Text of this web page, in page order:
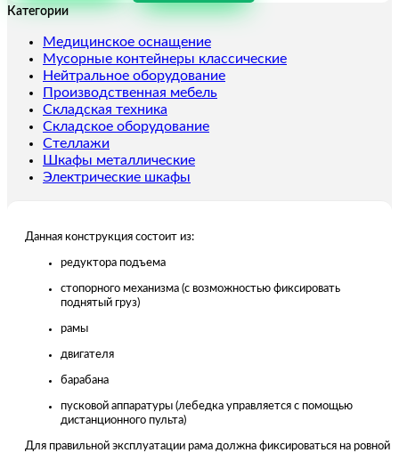
TOR
г/
п
2,0
тн
Н=150
м
(с
канатом)
Категории
Медицинское оснащение
Мусорные контейнеры классические
Нейтральное оборудование
Производственная мебель
Складская техника
Складское оборудование
Стеллажи
Шкафы металлические
Электрические шкафы
Данная конструкция состоит из:
редуктора подъема
стопорного механизма (с возможностью фиксировать
поднятый груз)
рамы
двигателя
барабана
пусковой аппаратуры (лебедка управляется с помощью
дистанционного пульта)
Для правильной эксплуатации рама должна фиксироваться на ровной